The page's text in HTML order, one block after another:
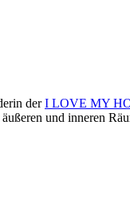
derI LOVE MY
und inneren